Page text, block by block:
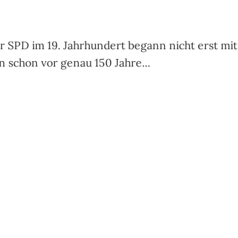
im 19. Jahrhundert begann nicht erst mit
vor genau 150 Jahre...